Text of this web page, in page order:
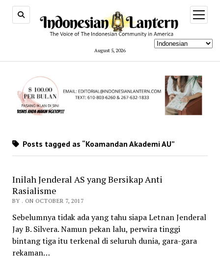
August 5, 2026
open
menu
Posts tagged as “Koamandan Akademi AU”
Inilah Jenderal AS yang Bersikap Anti
Rasialisme
BY . ON OCTOBER 7, 2017
Sebelumnya tidak ada yang tahu siapa Letnan Jenderal
Jay B. Silvera. Namun pekan lalu, perwira tinggi
bintang tiga itu terkenal di seluruh dunia, gara-gara
rekaman…